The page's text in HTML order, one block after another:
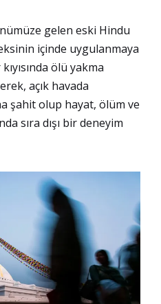
gelen eski Hindu
içinde uygulanmaya
ölü yakma
açık havada
şahit olup hayat, ölüm ve
sıra dışı bir deneyim